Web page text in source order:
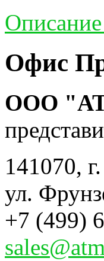
Описание
Офис
ООО
141070,
ул.
+7 (499)